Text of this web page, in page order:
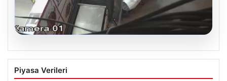
06.08.2026
Bahçelievler’de Tahliye Edilen Binanın
Çöküşü ve Ardından Alınan Önlemler
Piyasa Verileri